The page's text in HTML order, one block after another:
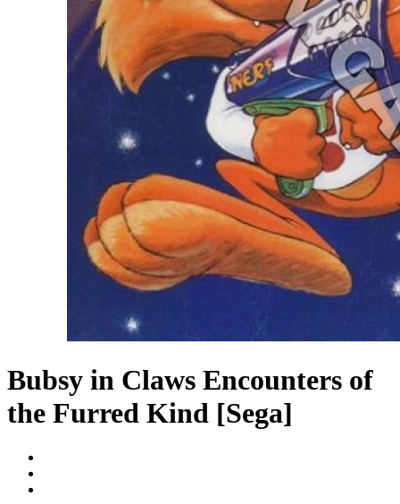
Bubsy in Claws Encounters of
the Furred Kind [Sega]